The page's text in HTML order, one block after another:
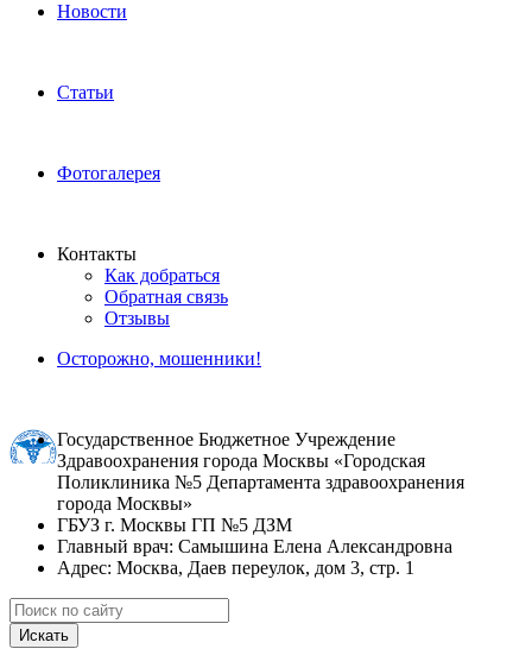
Новости
Статьи
Фотогалерея
Контакты
Как добраться
Обратная связь
Отзывы
Осторожно, мошенники!
Государственное Бюджетное Учреждение
Здравоохранения города Москвы «Городская
Поликлиника №5 Департамента здравоохранения
города Москвы»
ГБУЗ г. Москвы ГП №5 ДЗМ
Главный врач: Самышина Елена Александровна
Адрес: Москва, Даев переулок, дом 3, стр. 1
Искать